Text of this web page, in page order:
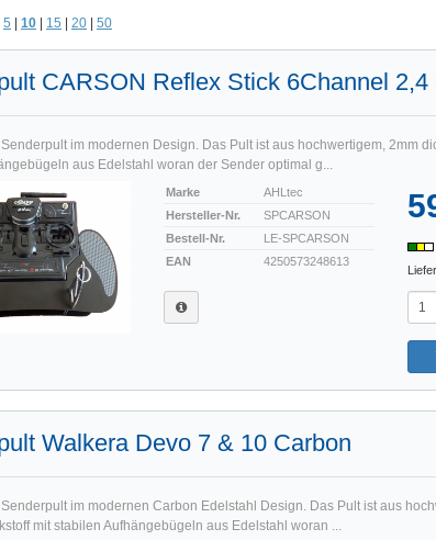
5 10 15 20 50
CARSON Reflex Stick 6Channel 2,4
im modernen Design. Das Pult ist aus hochwertigem, 2mm
aus Edelstahl woran der Sender optimal g...
Marke
AHLtec
Hersteller-Nr.
SPCARSON
Bestell-Nr.
LE-SPCARSON
EAN
4250573248613
Walkera Devo 7 & 10 Carbon
im modernen Carbon Edelstahl Design. Das Pult ist aus
mit stabilen Aufhängebügeln aus Edelstahl woran ...